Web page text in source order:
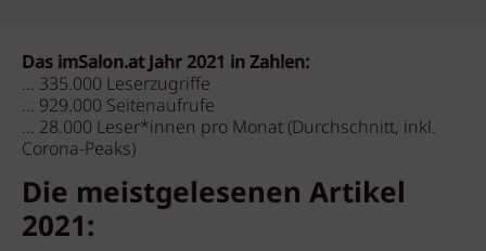
Das imSalon.at Jahr 2021 in Zahlen:
... 335.000 Leserzugriffe
... 929.000 Seitenaufrufe
... 28.000 Leser*innen pro Monat (Durchschnitt, inkl.
Corona-Peaks)
Die meistgelesenen Artikel
2021: